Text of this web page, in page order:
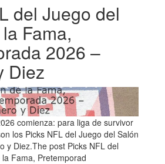
del Juego del
Fama,
2026 –
Diez
comienza: para liga de survivor
los Picks NFL del Juego del Salón
y Diez.The post Picks NFL del
Fama, Pretemporad